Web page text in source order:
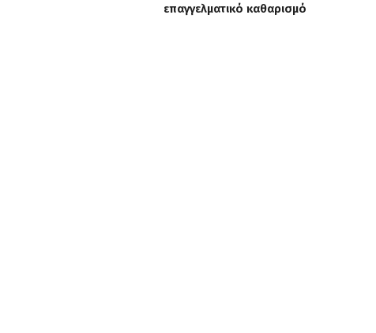
επαγγελματικό καθαρισμό